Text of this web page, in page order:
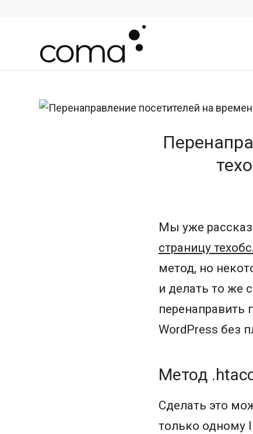
Мы уже
страницу
метод, но
и делать то же
перенаправить
WordPress без
Метод
Сделать это
только одному